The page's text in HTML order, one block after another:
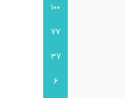
100
77
37
6